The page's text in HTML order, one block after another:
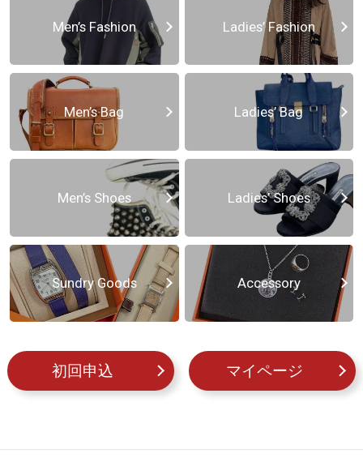
Men’s Fashion Ladies’ Fashion
Men’s Bag Ladies’ Bag
Men’s Shoes Ladies’ Shoes
Sundry Goods Accessory
初回申込 マイページ